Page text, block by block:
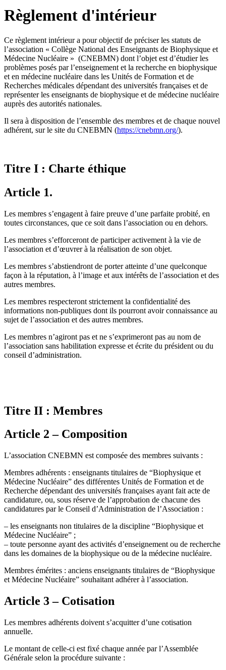
Règlement d'intérieur
Ce règlement intérieur a pour objectif de préciser les statuts de
l’association « Collège National des Enseignants de Biophysique et
Médecine Nucléaire » (CNEBMN) dont l’objet est d’étudier les
problèmes posés par l’enseignement et la recherche en biophysique
et en médecine nucléaire dans les Unités de Formation et de
Recherches médicales dépendant des universités françaises et de
représenter les enseignants de biophysique et de médecine nucléaire
auprès des autorités nationales.
Il sera à disposition de l’ensemble des membres et de chaque nouvel
adhérent, sur le site du CNEBMN (https://cnebmn.org/).
Titre I : Charte éthique
Article 1.
Les membres s’engagent à faire preuve d’une parfaite probité, en
toutes circonstances, que ce soit dans l’association ou en dehors.
Les membres s’efforceront de participer activement à la vie de
l’association et d’œuvrer à la réalisation de son objet.
Les membres s’abstiendront de porter atteinte d’une quelconque
façon à la réputation, à l’image et aux intérêts de l’association et des
autres membres.
Les membres respecteront strictement la confidentialité des
informations non-publiques dont ils pourront avoir connaissance au
sujet de l’association et des autres membres.
Les membres n’agiront pas et ne s’exprimeront pas au nom de
l’association sans habilitation expresse et écrite du président ou du
conseil d’administration.
Titre II : Membres
Article 2 – Composition
L’association CNEBMN est composée des membres suivants :
Membres adhérents : enseignants titulaires de “Biophysique et
Médecine Nucléaire” des différentes Unités de Formation et de
Recherche dépendant des universités françaises ayant fait acte de
candidature, ou, sous réserve de l’approbation de chacune des
candidatures par le Conseil d’Administration de l’Association :
– les enseignants non titulaires de la discipline “Biophysique et
Médecine Nucléaire” ;
– toute personne ayant des activités d’enseignement ou de recherche
dans les domaines de la biophysique ou de la médecine nucléaire.
Membres émérites : anciens enseignants titulaires de “Biophysique
et Médecine Nucléaire” souhaitant adhérer à l’association.
Article 3 – Cotisation
Les membres adhérents doivent s’acquitter d’une cotisation
annuelle.
Le montant de celle-ci est fixé chaque année par l’Assemblée
Générale selon la procédure suivante :